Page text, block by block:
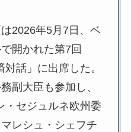
2026年5月7日、ベ
開かれた第7回
対話」に出席した。
副大臣も参加し、
・セジュルネ欧州委
レシュ・シェフチ